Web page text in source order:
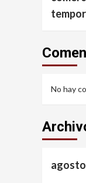
No hay